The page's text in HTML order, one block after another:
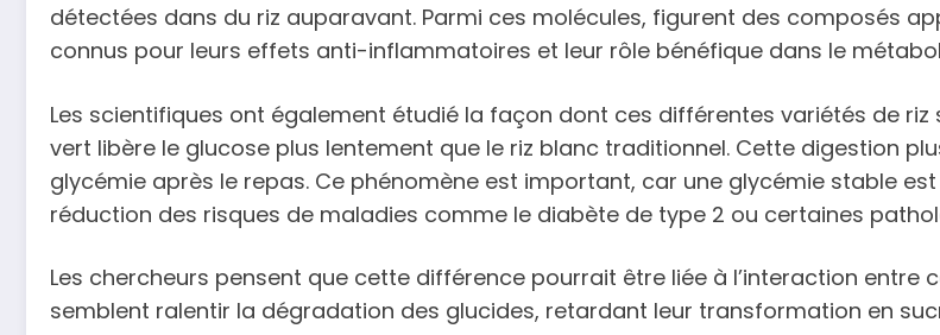
détectées dans du riz auparavant. Parmi ces molécules, figurent des composés
connus pour leurs effets anti-inflammatoires et leur rôle bénéfique dans le
Les scientifiques ont également étudié la façon dont ces différentes variétés de
vert libère le glucose plus lentement que le riz blanc traditionnel. Cette digestion
glycémie après le repas. Ce phénomène est important, car une glycémie stable
réduction des risques de maladies comme le diabète de type 2 ou certaines
Les chercheurs pensent que cette différence pourrait être liée à l’interaction entre
semblent ralentir la dégradation des glucides, retardant leur transformation en